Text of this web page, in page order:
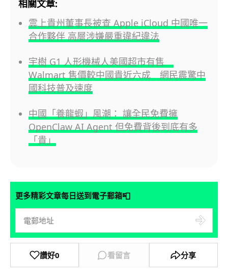
相關文章:
雲上貴州董事長被查 Apple iCloud 中國唯一
合作夥伴 高層涉嫌嚴重違紀違法
宇樹 G1 人形機械人美國超市有售
Walmart 售價較中國貴近六成 網民震驚中
國科技普及速度
中國「養龍蝦」風潮： 讓全民免費擁
OpenClaw AI Agent 但免費背後到底有多
「貴」
更多精彩文章每日送到電子郵箱📮
讚好0 看留言 分享